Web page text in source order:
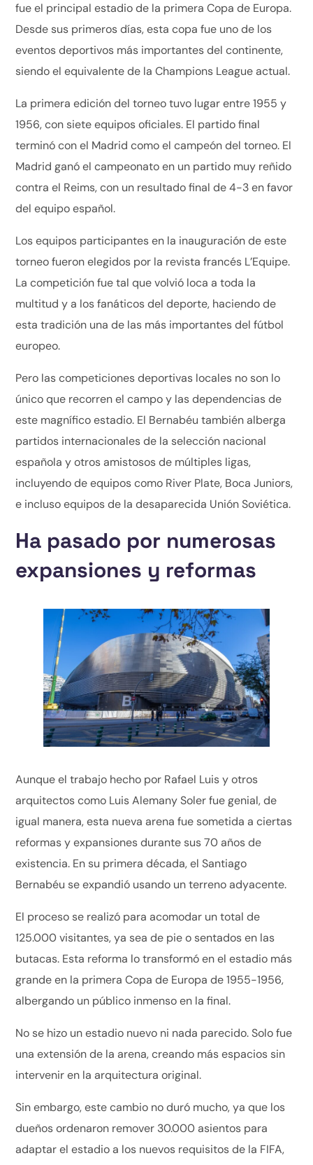
fue el principal estadio de la primera Copa de Europa.
Desde sus primeros días, esta copa fue uno de los
eventos deportivos más importantes del continente,
siendo el equivalente de la Champions League actual.
La primera edición del torneo tuvo lugar entre 1955 y
1956, con siete equipos oficiales. El partido final
terminó con el Madrid como el campeón del torneo. El
Madrid ganó el campeonato en un partido muy reñido
contra el Reims, con un resultado final de 4-3 en favor
del equipo español.
Los equipos participantes en la inauguración de este
torneo fueron elegidos por la revista francés L’Equipe.
La competición fue tal que volvió loca a toda la
multitud y a los fanáticos del deporte, haciendo de
esta tradición una de las más importantes del fútbol
europeo.
Pero las competiciones deportivas locales no son lo
único que recorren el campo y las dependencias de
este magnífico estadio. El Bernabéu también alberga
partidos internacionales de la selección nacional
española y otros amistosos de múltiples ligas,
incluyendo de equipos como River Plate, Boca Juniors,
e incluso equipos de la desaparecida Unión Soviética.
Ha pasado por numerosas
expansiones y reformas
Aunque el trabajo hecho por Rafael Luis y otros
arquitectos como Luis Alemany Soler fue genial, de
igual manera, esta nueva arena fue sometida a ciertas
reformas y expansiones durante sus 70 años de
existencia. En su primera década, el Santiago
Bernabéu se expandió usando un terreno adyacente.
El proceso se realizó para acomodar un total de
125.000 visitantes, ya sea de pie o sentados en las
butacas. Esta reforma lo transformó en el estadio más
grande en la primera Copa de Europa de 1955-1956,
albergando un público inmenso en la final.
No se hizo un estadio nuevo ni nada parecido. Solo fue
una extensión de la arena, creando más espacios sin
intervenir en la arquitectura original.
Sin embargo, este cambio no duró mucho, ya que los
dueños ordenaron remover 30.000 asientos para
adaptar el estadio a los nuevos requisitos de la FIFA,